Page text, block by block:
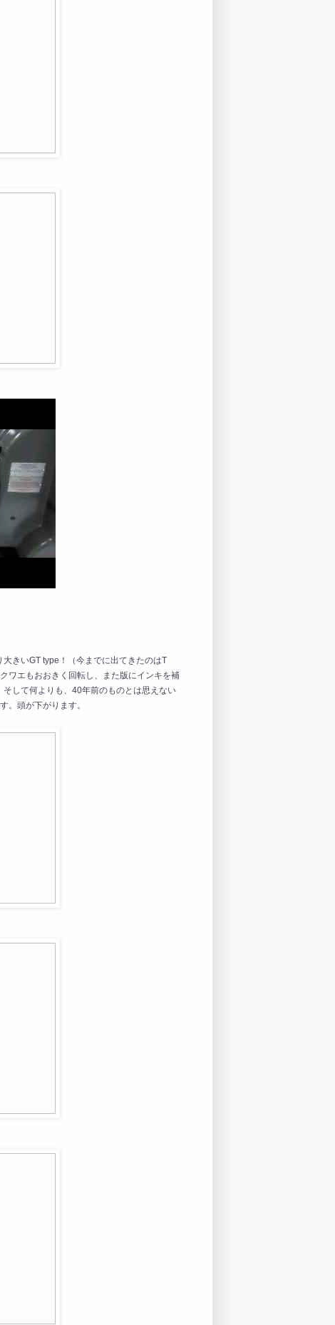
きいGT type！（今までに出てきたのはT
ワエもおおきく回転し、また版にインキを補
して何よりも、40年前のものとは思えない
。頭が下がります。